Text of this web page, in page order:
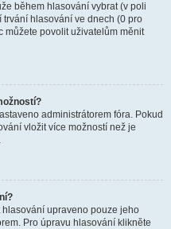
během hlasování vybrat (v poli
trvání hlasování ve dnech (0 pro
můžete povolit uživatelům měnit
administrátorem fóra. Pokud
vložit více možností než je
upraveno pouze jeho
Pro úpravu hlasování klikněte